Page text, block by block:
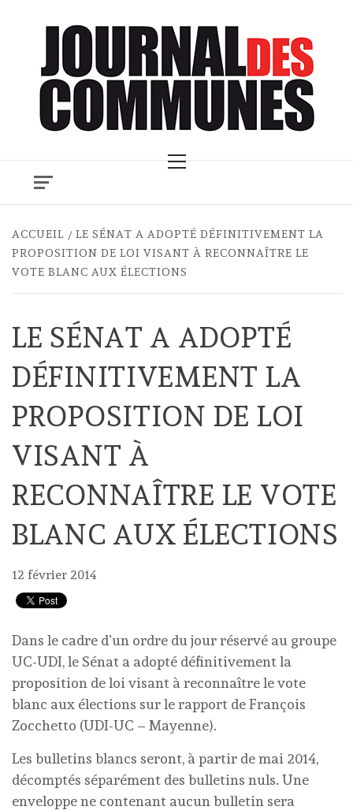
Menu
ACCUEIL
LE SÉNAT A ADOPTÉ DÉFINITIVEMENT LA
PROPOSITION DE LOI VISANT À RECONNAÎTRE LE
VOTE BLANC AUX ÉLECTIONS
LE SÉNAT A ADOPTÉ
DÉFINITIVEMENT LA
PROPOSITION DE LOI
VISANT À
RECONNAÎTRE LE VOTE
BLANC AUX ÉLECTIONS
12 février 2014
Dans le cadre d’un ordre du jour réservé au groupe
UC-UDI, le Sénat a adopté définitivement la
proposition de loi visant à reconnaître le vote
blanc aux élections sur le rapport de François
Zocchetto (UDI-UC – Mayenne).
Les bulletins blancs seront, à partir de mai 2014,
décomptés séparément des bulletins nuls. Une
enveloppe ne contenant aucun bulletin sera